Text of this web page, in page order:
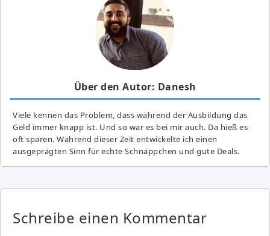
Über den Autor: Danesh
Viele kennen das Problem, dass während der Ausbildung das
Geld immer knapp ist. Und so war es bei mir auch. Da hieß es
oft sparen. Während dieser Zeit entwickelte ich einen
ausgeprägten Sinn für echte Schnäppchen und gute Deals.
Schreibe einen Kommentar